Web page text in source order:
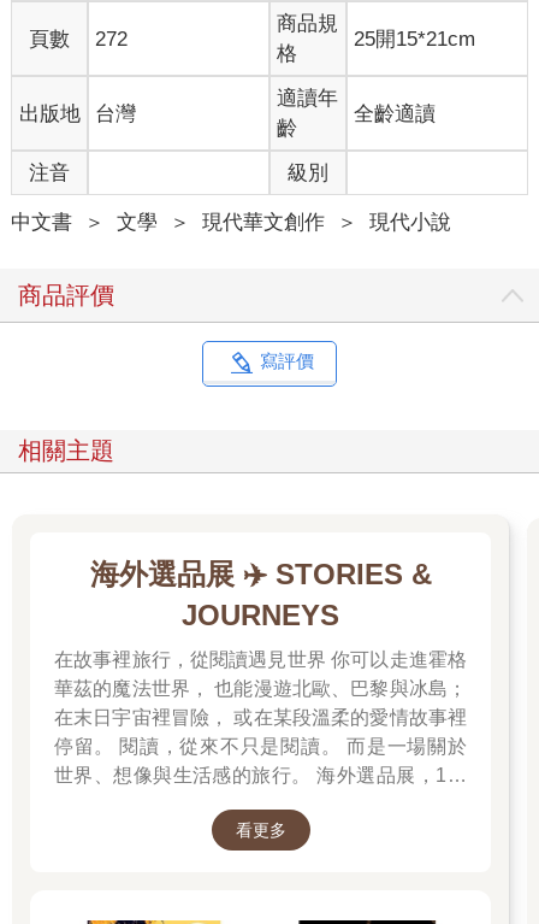
人生目標的追尋可以藉由獵人一詞加以詮釋。
細膩的筆法描述在〈時光之妻〉卷四恢復，寧靜中施爾德到小湖
一遊的那一段最具代表性，當然〈婚姻失戀記〉男女主角在麵店
角色的融入在〈婚姻失戀記〉卷三營火及卷五生命中阿玉的一些
自述，只有身為女人才能講出這樣的話吧！〈時光之妻〉卷三病
痛的打擊，李歐密對子宮頸的自我檢視也是如此的呈現。
最後一點是作者在處理男女關係時想要表達的態度，似乎都在似
有似無的一段懸疑的原因下趨於幻滅，留給讀者們自我推敲的空
喜愛的專業經理人，讀了這本書有一種偷窺了他管理技巧秘密的
感覺。
它來命名也就不足為奇。期待有一天這本小說的故事可以用影劇
的方式來呈現，這是描寫現代台灣本土社會的故事，值得令人再
〔推薦文二〕
作家古魯，從詩作到小說創作，總能在文字中布下既溫柔又略帶
孤獨、愛情與生命的微光。閱讀他筆下〈婚姻失戀記〉、〈植
牙〉、〈獵人〉、〈採蜜〉與〈時光之妻〉五篇故事集結而成的
短篇小說集《婚姻失戀記》，仿佛走進一座屬於台灣的秘密花
園，裡面有淡水老街的微風、嘉一二○縣道旁的龍眼花香，也有咖
啡館中的低語，以及工廠與山林隱約傳來的生命脈動。
五段情境，以極為敏銳而細膩的筆觸，將「愛情」、「生存」、
「生態」與「人性掙扎」微妙交融，構成一幅動人而深邃的畫
卷。這些故事不僅觸動了我們對生命的所知所感，更帶來一種既
熟悉又陌生、既平凡又深刻的力量，在傷痛裡悄悄點燃希望，讓
頁數 272
商品規
格
25開15*21cm
出版地 台灣
適讀年
齡
全齡適讀
注音 級別
中文書 ＞ 文學 ＞ 現代華文創作 ＞ 現代小說
商品評價
寫評價
相關主題
海外選品展 ✈️ STORIES &
JOURNEYS
在故事裡旅行，從閱讀遇見世界 你可以走進霍格
華茲的魔法世界， 也能漫遊北歐、巴黎與冰島；
在末日宇宙裡冒險， 或在某段溫柔的愛情故事裡
停留。 閱讀，從來不只是閱讀。 而是一場關於
世界、想像與生活感的旅行。 海外選品展，1折
看更多